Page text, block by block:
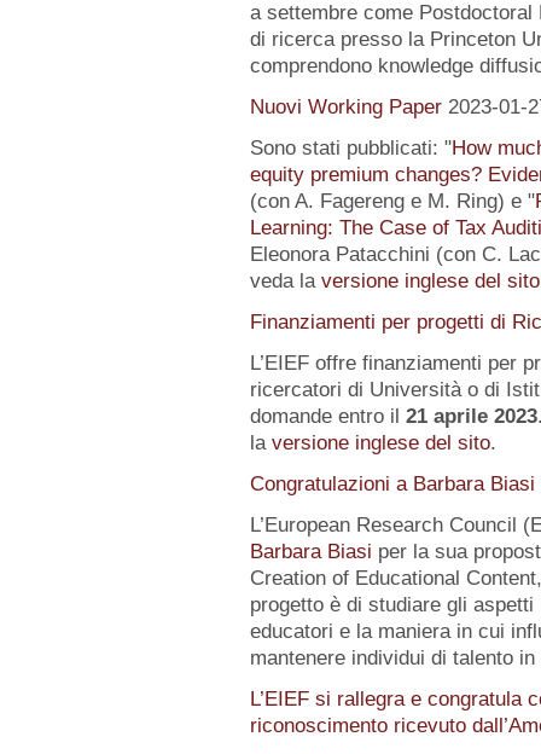
a settembre come
di ricerca presso la Princeton
comprendono knowledge
Nuovi Working Paper 2023-01-
Sono stati pubblicati: "How
equity premium changes?
(con A. Fagereng e M. Ring) e "
Learning: The Case of Tax
Eleonora Patacchini (con C.
veda la versione inglese del sito
Finanziamenti per progetti di
L’EIEF offre finanziamenti per
ricercatori di Università o di
domande entro il 21 aprile 2023
la versione inglese del sito.
Congratulazioni a Barbara Biasi
L’European Research Council
Barbara Biasi per la sua
Creation of Educational
progetto è di studiare gli
educatori e la maniera in cui
mantenere individui di talento
L’EIEF si rallegra e congratula
riconoscimento ricevuto